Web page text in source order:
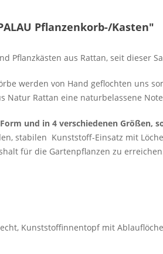
Pflanzenkorb-/Kasten"
Pflanzkästen aus Rattan, seit dieser
werden von Hand geflochten uns
Natur Rattan eine naturbelassene
und in 4 verschiedenen Größen,
stabilen Kunststoff-Einsatz mit
für die Gartenpflanzen zu
Kunststoffinnentopf mit